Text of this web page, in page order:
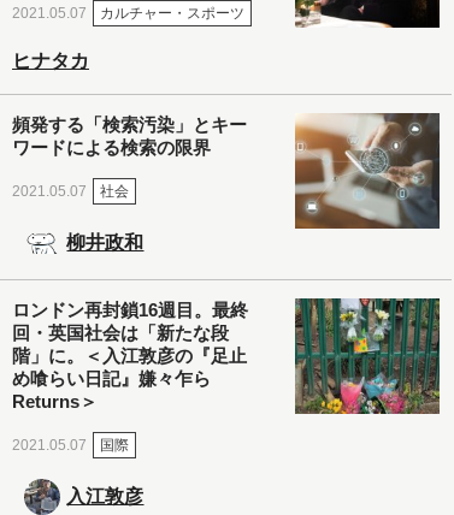
2021.05.07 カルチャー・スポーツ
ヒナタカ
頻発する「検索汚染」とキー
ワードによる検索の限界
2021.05.07 社会
柳井政和
ロンドン再封鎖16週目。最終
回・英国社会は「新たな段
階」に。＜入江敦彦の『足止
め喰らい日記』嫌々乍ら
Returns＞
2021.05.07 国際
入江敦彦